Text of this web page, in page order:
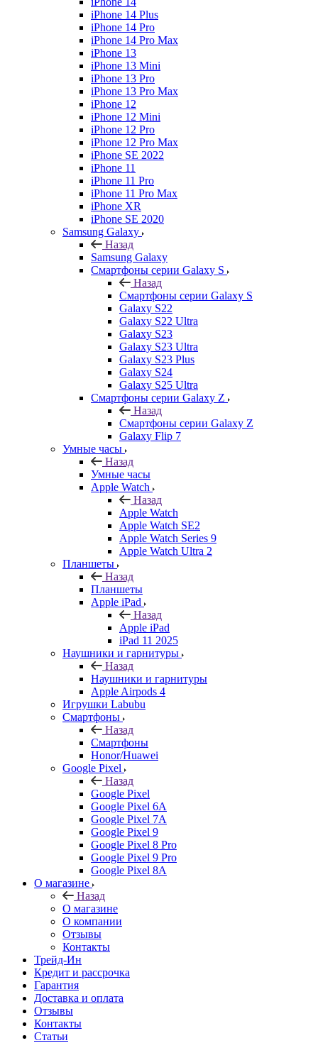
iPhone 14 Plus
iPhone 14 Pro
iPhone 14 Pro Max
iPhone 13
iPhone 13 Mini
iPhone 13 Pro
iPhone 13 Pro Max
iPhone 12
iPhone 12 Mini
iPhone 12 Pro
iPhone 12 Pro Max
iPhone SE 2022
iPhone 11
iPhone 11 Pro
iPhone 11 Pro Max
iPhone XR
iPhone SE 2020
Samsung Galaxy
Назад
Samsung Galaxy
Смартфоны серии Galaxy S
Назад
Смартфоны серии Galaxy S
Galaxy S22
Galaxy S22 Ultra
Galaxy S23
Galaxy S23 Ultra
Galaxy S23 Plus
Galaxy S24
Galaxy S25 Ultra
Смартфоны серии Galaxy Z
Назад
Смартфоны серии Galaxy Z
Galaxy Flip 7
Умные часы
Назад
Умные часы
Apple Watch
Назад
Apple Watch
Apple Watch SE2
Apple Watch Series 9
Apple Watch Ultra 2
Планшеты
Назад
Планшеты
Apple iPad
Назад
Apple iPad
iPad 11 2025
Наушники и гарнитуры
Назад
Наушники и гарнитуры
Apple Airpods 4
Игрушки Labubu
Смартфоны
Назад
Смартфоны
Honor/Huawei
Google Pixel
Назад
Google Pixel
Google Pixel 6A
Google Pixel 7А
Google Pixel 9
Google Pixel 8 Pro
Google Pixel 9 Pro
Google Pixel 8A
О магазине
Назад
О магазине
О компании
Отзывы
Контакты
Трейд-Ин
Кредит и рассрочка
Гарантия
Доставка и оплата
Отзывы
Контакты
Статьи